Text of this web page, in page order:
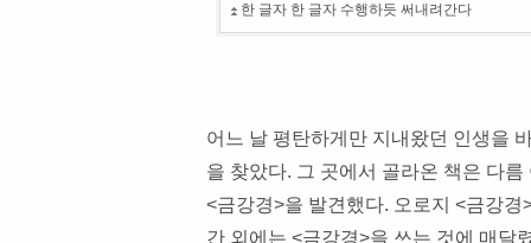
한 글자 한 글자 수행하듯 써내려간다
어느 날 평탄하게만 지내왔던 인생을
을 찾았다. 그 곳에서 골라온 책은 다
<금강경>을 발견했다. 오로지 <금강
간 외에는 <금강경>을 쓰는 것에 매달